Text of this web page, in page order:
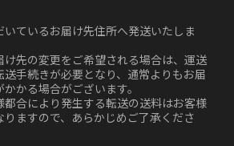
いているお届け先住所へ発送いたしま
け先の変更をご希望される場合は、運送
送手続きが必要となり、通常よりもお届
かる場合がございます。
都合により発生する転送の送料はお客様
りますので、あらかじめご了承くださ